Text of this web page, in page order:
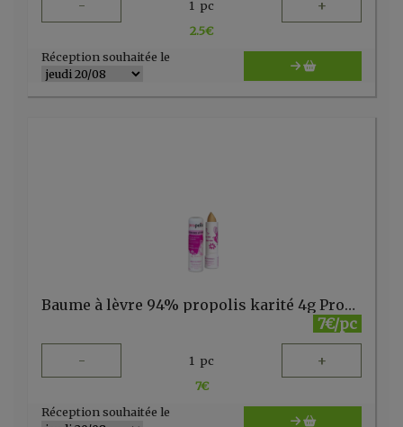
- 1 pc +
2.5€
Réception souhaitée le
Baume à lèvre 94% propolis karité 4g Propolia
7€/pc
- 1 pc +
7€
Réception souhaitée le